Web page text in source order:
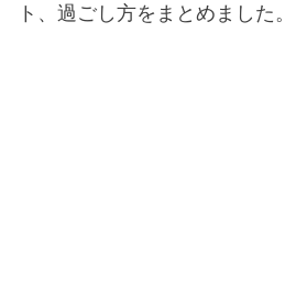
ト、過ごし方をまとめました。